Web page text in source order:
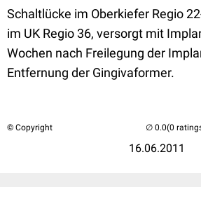
Schaltlücke im Oberkiefer Regio
im UK Regio 36, versorgt mit
Wochen nach Freilegung der
Entfernung der Gingivaformer.
© Copyright
16.06.2011
(0